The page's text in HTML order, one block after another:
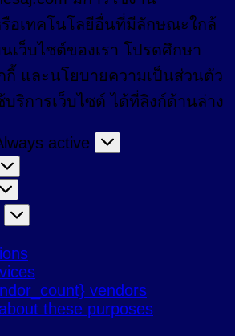
อเทคโนโลยีอื่นที่มีลักษณะใกล้
เว็บไซต์ของเรา โปรดศึกษา
กี้ และนโยบายความเป็นส่วนตัว
ริการเว็บไซต์ ได้ที่ลิงก์ด้านล่าง
กกี้
ที่
จำเป็น
active
Preferences
คุกกี้
บ
คุกกี้
ตลาด
vendors
these purposes